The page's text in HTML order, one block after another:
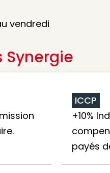
vendredi
Synergie
ICCP
+10%
payés